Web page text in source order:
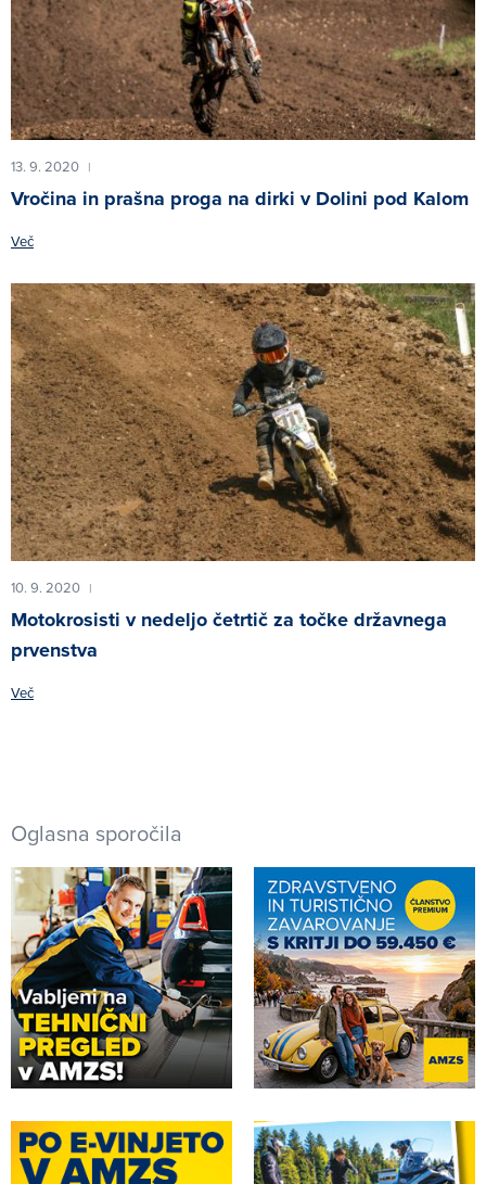
13. 9. 2020 |
Vročina in prašna proga na dirki v Dolini pod Kalom
Več
10. 9. 2020 |
Motokrosisti v nedeljo četrtič za točke državnega
prvenstva
Več
Oglasna sporočila